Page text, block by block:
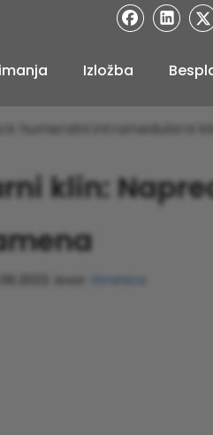
Izložba
humeralni intramedularni
klin:
Izvor: Stranica